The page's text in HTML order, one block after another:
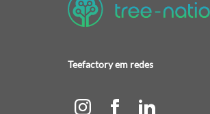
Teefactory em redes